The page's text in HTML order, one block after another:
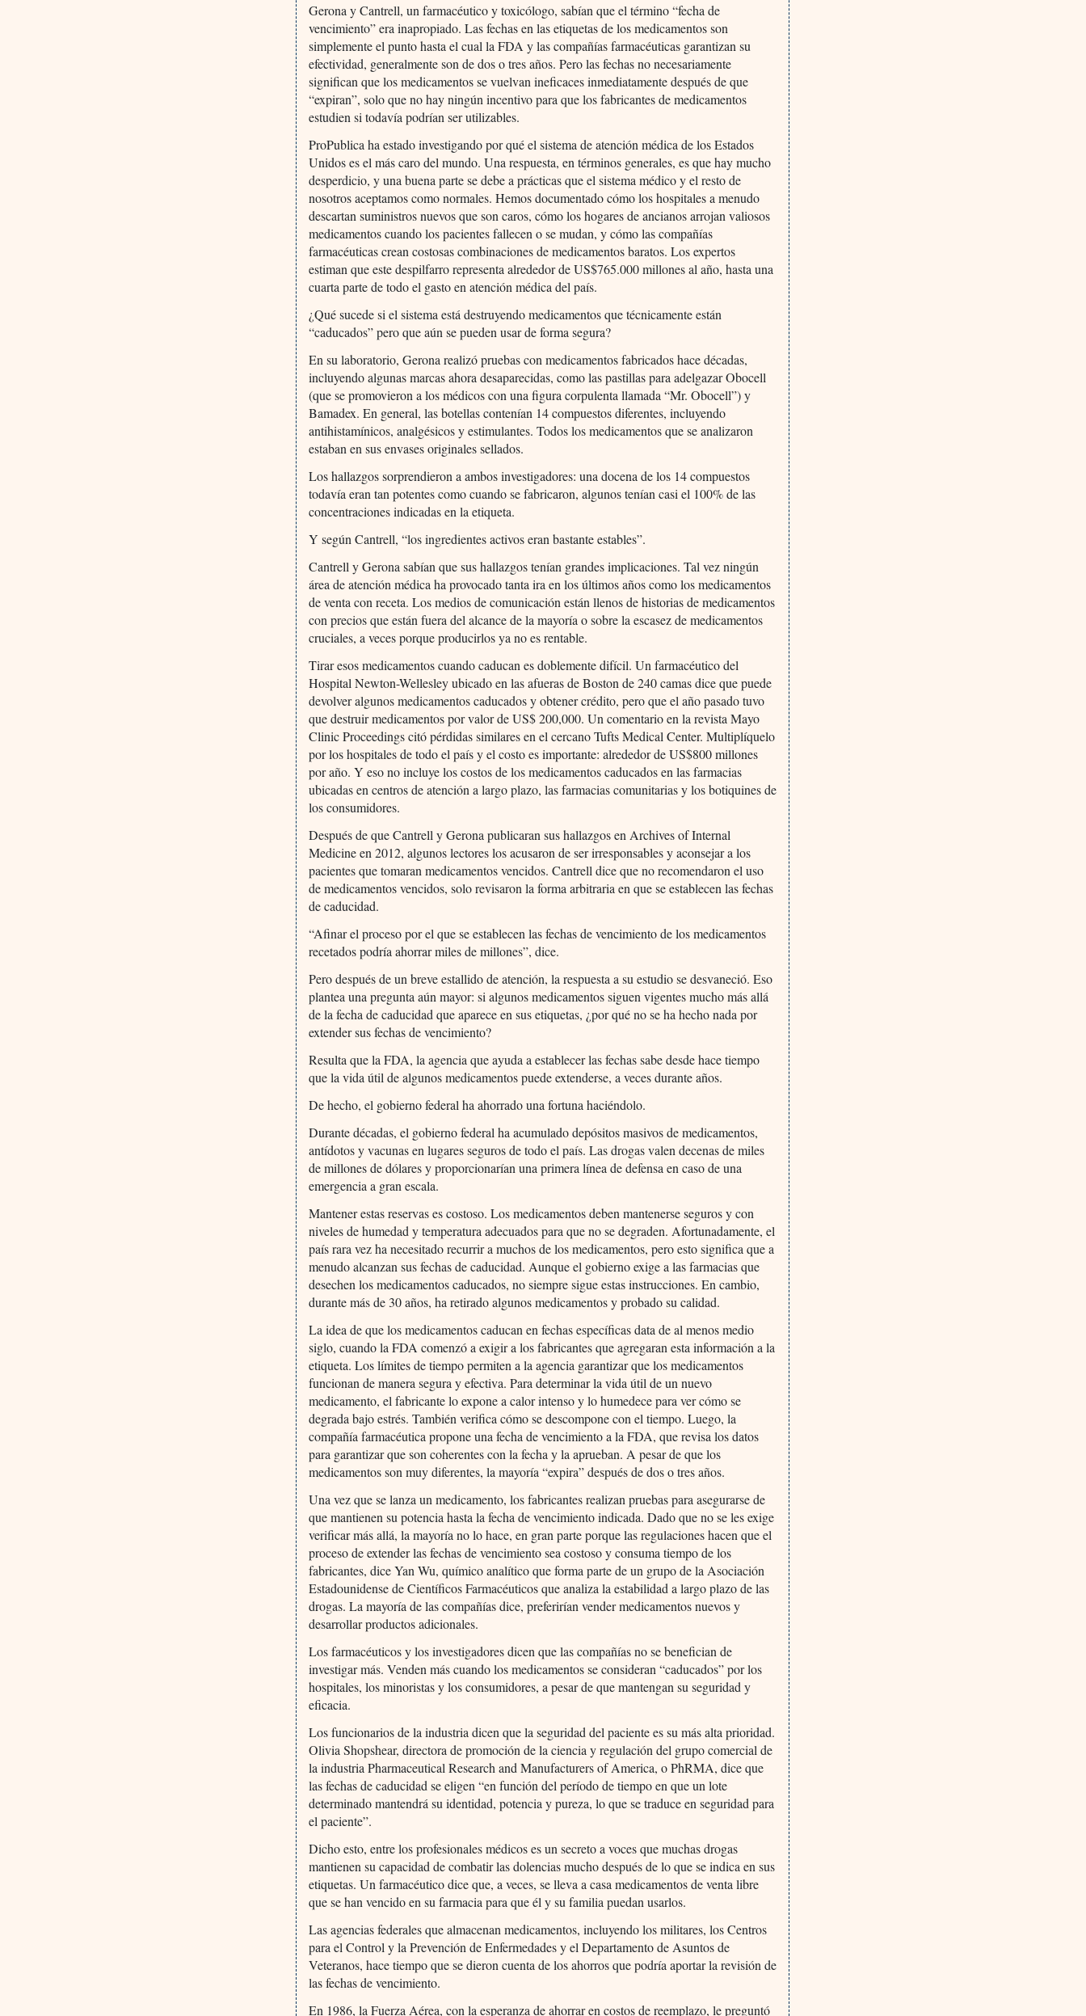
Gerona y Cantrell, un farmacéutico y toxicólogo, sabían que el término “fecha de
vencimiento” era inapropiado. Las fechas en las etiquetas de los medicamentos son
simplemente el punto hasta el cual la FDA y las compañías farmacéuticas garantizan su
efectividad, generalmente son de dos o tres años. Pero las fechas no necesariamente
significan que los medicamentos se vuelvan ineficaces inmediatamente después de que
“expiran”, solo que no hay ningún incentivo para que los fabricantes de medicamentos
estudien si todavía podrían ser utilizables.
ProPublica ha estado investigando por qué el sistema de atención médica de los Estados
Unidos es el más caro del mundo. Una respuesta, en términos generales, es que hay mucho
desperdicio, y una buena parte se debe a prácticas que el sistema médico y el resto de
nosotros aceptamos como normales. Hemos documentado cómo los hospitales a menudo
descartan suministros nuevos que son caros, cómo los hogares de ancianos arrojan valiosos
medicamentos cuando los pacientes fallecen o se mudan, y cómo las compañías
farmacéuticas crean costosas combinaciones de medicamentos baratos. Los expertos
estiman que este despilfarro representa alrededor de US$765.000 millones al año, hasta una
cuarta parte de todo el gasto en atención médica del país.
¿Qué sucede si el sistema está destruyendo medicamentos que técnicamente están
“caducados” pero que aún se pueden usar de forma segura?
En su laboratorio, Gerona realizó pruebas con medicamentos fabricados hace décadas,
incluyendo algunas marcas ahora desaparecidas, como las pastillas para adelgazar Obocell
(que se promovieron a los médicos con una figura corpulenta llamada “Mr. Obocell”) y
Bamadex. En general, las botellas contenían 14 compuestos diferentes, incluyendo
antihistamínicos, analgésicos y estimulantes. Todos los medicamentos que se analizaron
estaban en sus envases originales sellados.
Los hallazgos sorprendieron a ambos investigadores: una docena de los 14 compuestos
todavía eran tan potentes como cuando se fabricaron, algunos tenían casi el 100% de las
concentraciones indicadas en la etiqueta.
Y según Cantrell, “los ingredientes activos eran bastante estables”.
Cantrell y Gerona sabían que sus hallazgos tenían grandes implicaciones. Tal vez ningún
área de atención médica ha provocado tanta ira en los últimos años como los medicamentos
de venta con receta. Los medios de comunicación están llenos de historias de medicamentos
con precios que están fuera del alcance de la mayoría o sobre la escasez de medicamentos
cruciales, a veces porque producirlos ya no es rentable.
Tirar esos medicamentos cuando caducan es doblemente difícil. Un farmacéutico del
Hospital Newton-Wellesley ubicado en las afueras de Boston de 240 camas dice que puede
devolver algunos medicamentos caducados y obtener crédito, pero que el año pasado tuvo
que destruir medicamentos por valor de US$ 200,000. Un comentario en la revista Mayo
Clinic Proceedings citó pérdidas similares en el cercano Tufts Medical Center. Multiplíquelo
por los hospitales de todo el país y el costo es importante: alrededor de US$800 millones
por año. Y eso no incluye los costos de los medicamentos caducados en las farmacias
ubicadas en centros de atención a largo plazo, las farmacias comunitarias y los botiquines de
los consumidores.
Después de que Cantrell y Gerona publicaran sus hallazgos en Archives of Internal
Medicine en 2012, algunos lectores los acusaron de ser irresponsables y aconsejar a los
pacientes que tomaran medicamentos vencidos. Cantrell dice que no recomendaron el uso
de medicamentos vencidos, solo revisaron la forma arbitraria en que se establecen las fechas
de caducidad.
“Afinar el proceso por el que se establecen las fechas de vencimiento de los medicamentos
recetados podría ahorrar miles de millones”, dice.
Pero después de un breve estallido de atención, la respuesta a su estudio se desvaneció. Eso
plantea una pregunta aún mayor: si algunos medicamentos siguen vigentes mucho más allá
de la fecha de caducidad que aparece en sus etiquetas, ¿por qué no se ha hecho nada por
extender sus fechas de vencimiento?
Resulta que la FDA, la agencia que ayuda a establecer las fechas sabe desde hace tiempo
que la vida útil de algunos medicamentos puede extenderse, a veces durante años.
De hecho, el gobierno federal ha ahorrado una fortuna haciéndolo.
Durante décadas, el gobierno federal ha acumulado depósitos masivos de medicamentos,
antídotos y vacunas en lugares seguros de todo el país. Las drogas valen decenas de miles
de millones de dólares y proporcionarían una primera línea de defensa en caso de una
emergencia a gran escala.
Mantener estas reservas es costoso. Los medicamentos deben mantenerse seguros y con
niveles de humedad y temperatura adecuados para que no se degraden. Afortunadamente, el
país rara vez ha necesitado recurrir a muchos de los medicamentos, pero esto significa que a
menudo alcanzan sus fechas de caducidad. Aunque el gobierno exige a las farmacias que
desechen los medicamentos caducados, no siempre sigue estas instrucciones. En cambio,
durante más de 30 años, ha retirado algunos medicamentos y probado su calidad.
La idea de que los medicamentos caducan en fechas específicas data de al menos medio
siglo, cuando la FDA comenzó a exigir a los fabricantes que agregaran esta información a la
etiqueta. Los límites de tiempo permiten a la agencia garantizar que los medicamentos
funcionan de manera segura y efectiva. Para determinar la vida útil de un nuevo
medicamento, el fabricante lo expone a calor intenso y lo humedece para ver cómo se
degrada bajo estrés. También verifica cómo se descompone con el tiempo. Luego, la
compañía farmacéutica propone una fecha de vencimiento a la FDA, que revisa los datos
para garantizar que son coherentes con la fecha y la aprueban. A pesar de que los
medicamentos son muy diferentes, la mayoría “expira” después de dos o tres años.
Una vez que se lanza un medicamento, los fabricantes realizan pruebas para asegurarse de
que mantienen su potencia hasta la fecha de vencimiento indicada. Dado que no se les exige
verificar más allá, la mayoría no lo hace, en gran parte porque las regulaciones hacen que el
proceso de extender las fechas de vencimiento sea costoso y consuma tiempo de los
fabricantes, dice Yan Wu, químico analítico que forma parte de un grupo de la Asociación
Estadounidense de Científicos Farmacéuticos que analiza la estabilidad a largo plazo de las
drogas. La mayoría de las compañías dice, preferirían vender medicamentos nuevos y
desarrollar productos adicionales.
Los farmacéuticos y los investigadores dicen que las compañías no se benefician de
investigar más. Venden más cuando los medicamentos se consideran “caducados” por los
hospitales, los minoristas y los consumidores, a pesar de que mantengan su seguridad y
eficacia.
Los funcionarios de la industria dicen que la seguridad del paciente es su más alta prioridad.
Olivia Shopshear, directora de promoción de la ciencia y regulación del grupo comercial de
la industria Pharmaceutical Research and Manufacturers of America, o PhRMA, dice que
las fechas de caducidad se eligen “en función del período de tiempo en que un lote
determinado mantendrá su identidad, potencia y pureza, lo que se traduce en seguridad para
el paciente”.
Dicho esto, entre los profesionales médicos es un secreto a voces que muchas drogas
mantienen su capacidad de combatir las dolencias mucho después de lo que se indica en sus
etiquetas. Un farmacéutico dice que, a veces, se lleva a casa medicamentos de venta libre
que se han vencido en su farmacia para que él y su familia puedan usarlos.
Las agencias federales que almacenan medicamentos, incluyendo los militares, los Centros
para el Control y la Prevención de Enfermedades y el Departamento de Asuntos de
Veteranos, hace tiempo que se dieron cuenta de los ahorros que podría aportar la revisión de
las fechas de vencimiento.
En 1986, la Fuerza Aérea, con la esperanza de ahorrar en costos de reemplazo, le preguntó